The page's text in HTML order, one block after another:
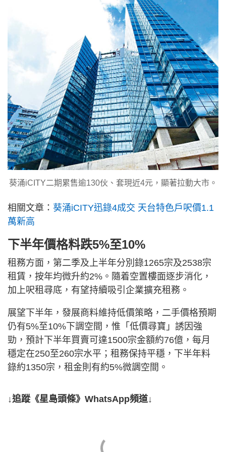
葵涌iCITY二期累售逾130伙、套現近4元，顯著拉動大市。
相關文章： 葵涌iCITY迅錄4成交 天台特色戶呎價1.1
萬新高
下半年價格料跌5%至10%
租務方面，第二季及上半年分別錄1265宗及2538宗
租賃，按年均微升約2%。隨着空置樓面逐步消化，
加上呎租尋底，有望持續吸引企業擴充租務。
展望下半年，發展商料維持低價策略，二手價格預期
仍有5%至10%下調空間，惟「低價尋寶」誘因強
勁，預計下半年買賣可達1500宗金額約76億，每月
穩定在250至260宗水平；租務保持平穩，下半年料
錄約1350宗，租金則有約5%微調空間。
↓追蹤《星島頭條》WhatsApp頻道↓